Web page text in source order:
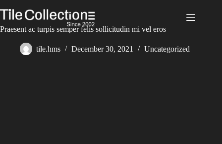
Praesent ac turpis semper felis sollicitudin mi vel eros
tile.hms December 30, 2021 Uncategorized